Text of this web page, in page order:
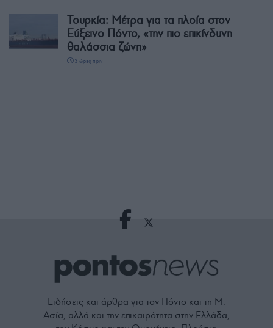
Τουρκία: Μέτρα για τα πλοία στον
Εύξεινο Πόντο, «την πιο επικίνδυνη
θαλάσσια ζώνη»
3 ώρες πριν
Ειδήσεις και άρθρα για τον Πόντο και τη Μ.
Ασία, αλλά και την επικαιρότητα στην Ελλάδα,